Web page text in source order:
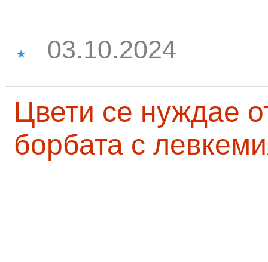
03.10.2024
Цвети се нуждае
борбата с